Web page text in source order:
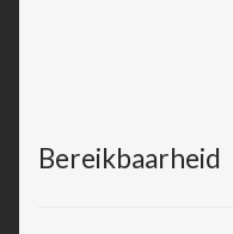
Bereikbaarheid